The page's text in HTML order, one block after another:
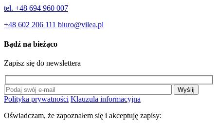
tel. +48 694 960 007
+48 602 206 111 biuro@vilea.pl
Bądź na bieżąco
Zapisz się do newslettera
Polityka prywatności Klauzula informacyjna
Oświadczam, że zapoznałem się i akceptuję zapisy: